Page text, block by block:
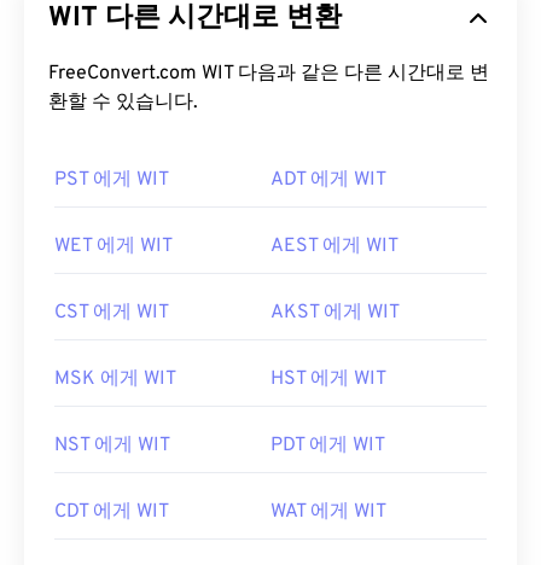
WIT 다른 시간대로 변환
FreeConvert.com WIT 다음과 같은 다른 시간대로 변
환할 수 있습니다.
PST 에게 WIT ADT 에게 WIT
WET 에게 WIT AEST 에게 WIT
CST 에게 WIT AKST 에게 WIT
MSK 에게 WIT HST 에게 WIT
NST 에게 WIT PDT 에게 WIT
CDT 에게 WIT WAT 에게 WIT